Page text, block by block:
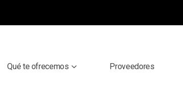
Qué te ofrecemos Proveedores